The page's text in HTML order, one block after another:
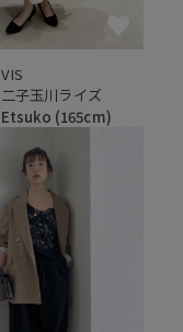
VIS
二子玉川ライズ
Etsuko (165cm)